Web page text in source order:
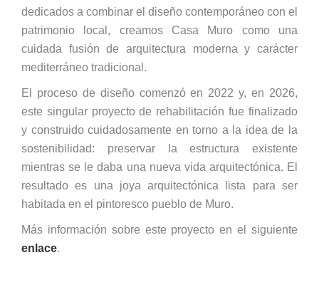
dedicados a combinar el diseño contemporáneo con el
patrimonio local, creamos Casa Muro como una
cuidada fusión de arquitectura moderna y carácter
mediterráneo tradicional.
El proceso de diseño comenzó en 2022 y, en 2026,
este singular proyecto de rehabilitación fue finalizado
y construido cuidadosamente en torno a la idea de la
sostenibilidad: preservar la estructura existente
mientras se le daba una nueva vida arquitectónica. El
resultado es una joya arquitectónica lista para ser
habitada en el pintoresco pueblo de Muro.
Más información sobre este proyecto en el siguiente
enlace.